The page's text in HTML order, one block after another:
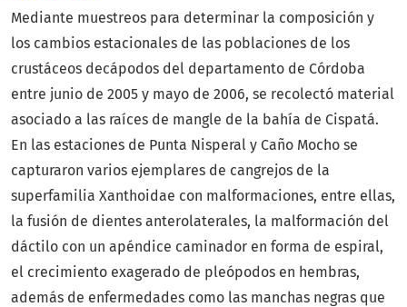
Mediante muestreos para determinar la composición y
los cambios estacionales de las poblaciones de los
crustáceos decápodos del departamento de Córdoba
entre junio de 2005 y mayo de 2006, se recolectó material
asociado a las raíces de mangle de la bahía de Cispatá.
En las estaciones de Punta Nisperal y Caño Mocho se
capturaron varios ejemplares de cangrejos de la
superfamilia Xanthoidae con malformaciones, entre ellas,
la fusión de dientes anterolaterales, la malformación del
dáctilo con un apéndice caminador en forma de espiral,
el crecimiento exagerado de pleópodos en hembras,
además de enfermedades como las manchas negras que